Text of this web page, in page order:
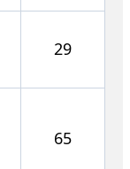
29
65